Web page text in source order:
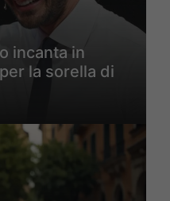
incanta in
la sorella di